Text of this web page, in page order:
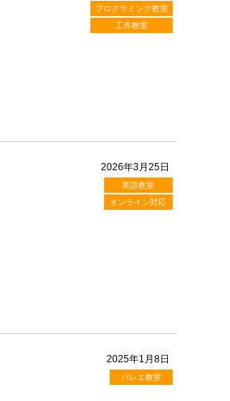
プログラミング教室
工作教室
2026年3月25日
英語教室
オンライン対応
2025年1月8日
バレエ教室